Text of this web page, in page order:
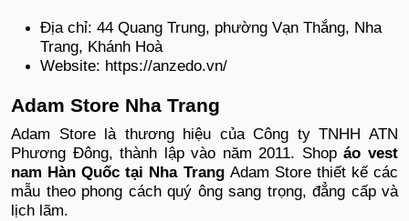
Địa chỉ: 44 Quang Trung, phường Vạn Thắng, Nha
Trang, Khánh Hoà
Website: https://anzedo.vn/
Adam Store Nha Trang
Adam Store là thương hiệu của Công ty TNHH ATN
Phương Đông, thành lập vào năm 2011. Shopáo vest
nam Hàn Quốc tại Nha Trang Adam Store thiết kế các
mẫu theo phong cách quý ông sang trọng, đẳng cấp và
lịch lãm.